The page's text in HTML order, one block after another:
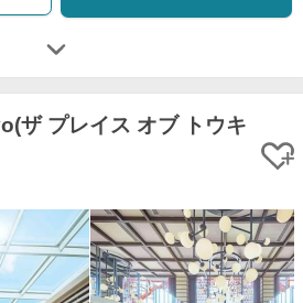
ザ プレイス オブ トウキ